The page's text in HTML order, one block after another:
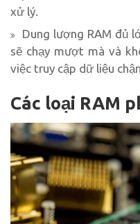
xử lý.
Dung lượng RAM đủ
sẽ chạy mượt mà và
việc truy cập dữ liệu
Các loại RAM